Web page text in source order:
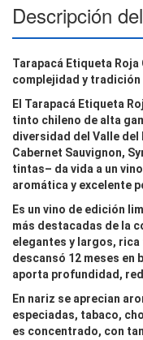
Descripción
Tarapacá Etiqueta Roja
complejidad y tradición
El Tarapacá Etiqueta
tinto chileno de alta
diversidad del Valle del
Cabernet Sauvignon,
tintas– da vida a un
aromática y excelente
Es un vino de edición
más destacadas de la
elegantes y largos,
descansó 12 meses en
aporta profundidad,
En nariz se aprecian
especiadas, tabaco,
es concentrado, con